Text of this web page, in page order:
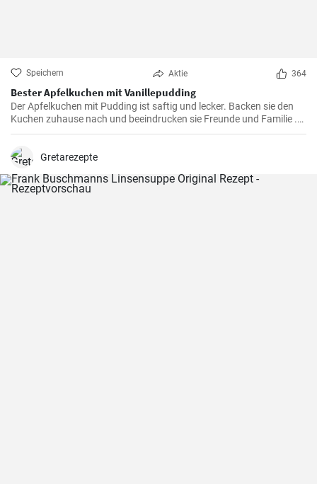
Speichern Aktie 364
Bester Apfelkuchen mit Vanillepudding
Der Apfelkuchen mit Pudding ist saftig und lecker. Backen sie den
Kuchen zuhause nach und beeindrucken sie Freunde und Familie .
Passend zur Herbstzeit in der Apfelernte.
Gretarezepte